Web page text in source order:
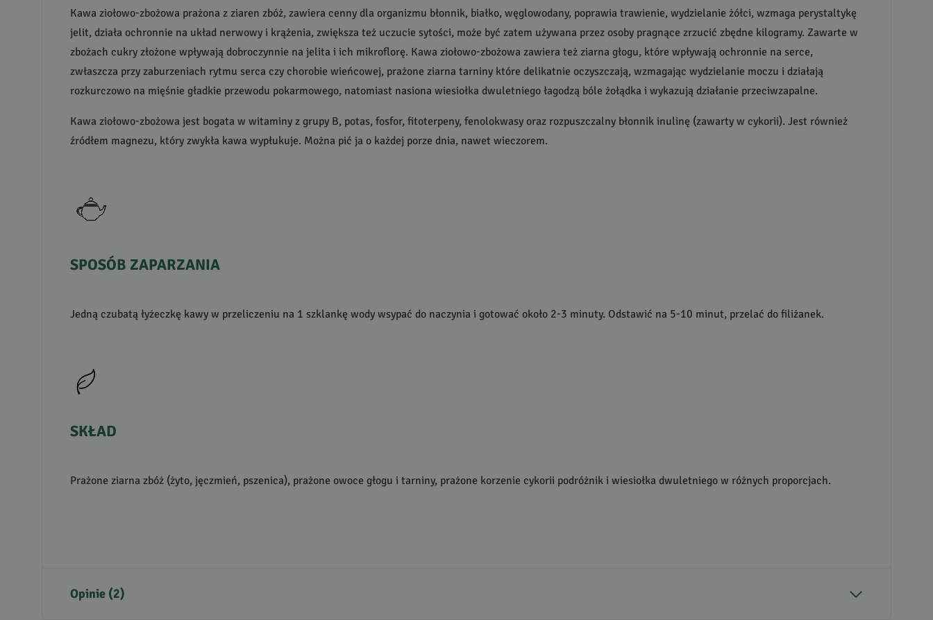
Kawa ziołowo-zbożowa prażona z ziaren zbóż, zawiera cenny dla organizmu błonnik, białko, węglowodany, poprawia trawienie, wydzielanie żółci, wzmaga perystaltykę
jelit, działa ochronnie na układ nerwowy i krążenia, zwiększa też uczucie sytości, może być zatem używana przez osoby pragnące zrzucić zbędne kilogramy. Zawarte w
zbożach cukry złożone wpływają dobroczynnie na jelita i ich mikroflorę. Kawa ziołowo-zbożowa zawiera też ziarna głogu, które wpływają ochronnie na serce,
zwłaszcza przy zaburzeniach rytmu serca czy chorobie wieńcowej, prażone ziarna tarniny które delikatnie oczyszczają, wzmagając wydzielanie moczu i działają
rozkurczowo na mięśnie gładkie przewodu pokarmowego, natomiast nasiona wiesiołka dwuletniego łagodzą bóle żołądka i wykazują działanie przeciwzapalne.
Kawa ziołowo-zbożowa jest bogata w witaminy z grupy B, potas, fosfor, fitoterpeny, fenolokwasy oraz rozpuszczalny błonnik inulinę (zawarty w cykorii). Jest również
źródłem magnezu, który zwykła kawa wypłukuje. Można pić ja o każdej porze dnia, nawet wieczorem.
SPOSÓB ZAPARZANIA
Jedną czubatą łyżeczkę kawy w przeliczeniu na 1 szklankę wody wsypać do naczynia i gotować około 2-3 minuty. Odstawić na 5-10 minut, przelać do filiżanek.
SKŁAD
Prażone ziarna zbóż (żyto, jęczmień, pszenica), prażone owoce głogu i tarniny, prażone korzenie cykorii podróżnik i wiesiołka dwuletniego w różnych proporcjach.
Opinie (2)